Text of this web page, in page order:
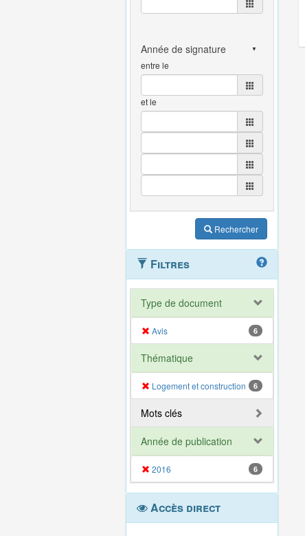
entre le
et le
Rechercher
Filtres
Type de document
Avis 6
Thématique
Logement et construction 6
Mots clés
Année de publication
2016 6
Accès direct